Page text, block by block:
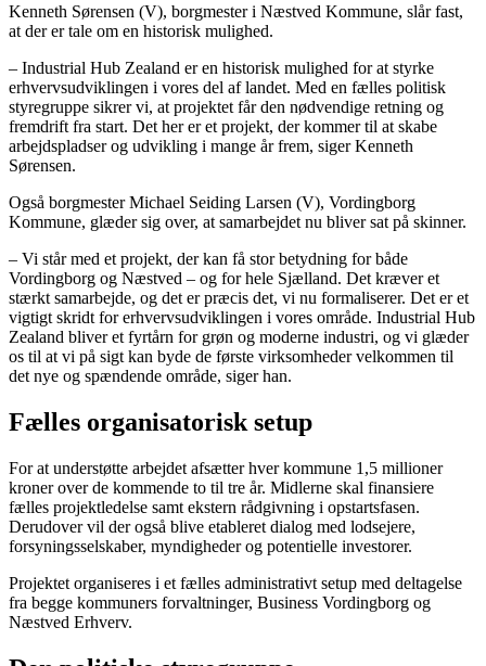
Kenneth Sørensen (V), borgmester i Næstved Kommune, slår fast,
at der er tale om en historisk mulighed.
– Industrial Hub Zealand er en historisk mulighed for at styrke
erhvervsudviklingen i vores del af landet. Med en fælles politisk
styregruppe sikrer vi, at projektet får den nødvendige retning og
fremdrift fra start. Det her er et projekt, der kommer til at skabe
arbejdspladser og udvikling i mange år frem, siger Kenneth
Sørensen.
Også borgmester Michael Seiding Larsen (V), Vordingborg
Kommune, glæder sig over, at samarbejdet nu bliver sat på skinner.
– Vi står med et projekt, der kan få stor betydning for både
Vordingborg og Næstved – og for hele Sjælland. Det kræver et
stærkt samarbejde, og det er præcis det, vi nu formaliserer. Det er et
vigtigt skridt for erhvervsudviklingen i vores område. Industrial Hub
Zealand bliver et fyrtårn for grøn og moderne industri, og vi glæder
os til at vi på sigt kan byde de første virksomheder velkommen til
det nye og spændende område, siger han.
Fælles organisatorisk setup
For at understøtte arbejdet afsætter hver kommune 1,5 millioner
kroner over de kommende to til tre år. Midlerne skal finansiere
fælles projektledelse samt ekstern rådgivning i opstartsfasen.
Derudover vil der også blive etableret dialog med lodsejere,
forsyningsselskaber, myndigheder og potentielle investorer.
Projektet organiseres i et fælles administrativt setup med deltagelse
fra begge kommuners forvaltninger, Business Vordingborg og
Næstved Erhverv.